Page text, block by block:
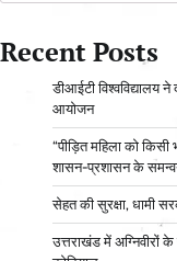
Recent Posts
डीआईटी विश्वविद्यालय
आयोजन
“पीड़ित महिला को
शासन-प्रशासन के
सेहत की सुरक्षा, धामी
उत्तराखंड में अग्निवीरों